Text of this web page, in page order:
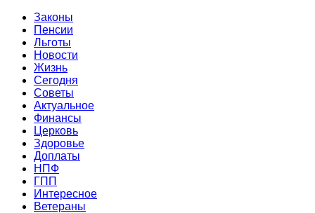
Законы
Пенсии
Льготы
Новости
Жизнь
Сегодня
Советы
Актуальное
Финансы
Церковь
Здоровье
Доплаты
НПФ
ГПП
Интересное
Ветераны